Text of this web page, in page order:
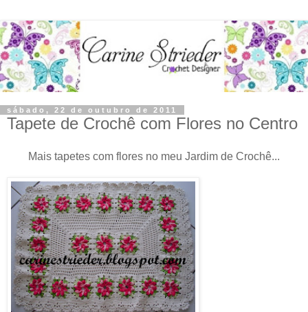
sábado, 22 de outubro de 2011
Tapete de Crochê com Flores no Centro
Mais tapetes com flores no meu Jardim de Crochê...